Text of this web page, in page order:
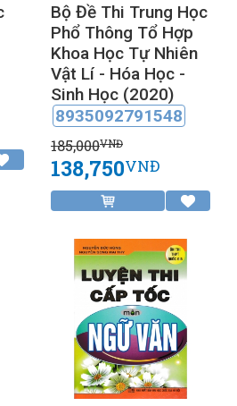
Bộ Đề Thi Trung Học
Phổ Thông Tổ Hợp
Khoa Học Tự Nhiên
Vật Lí - Hóa Học -
Sinh Học (2020)
8935092791548
185,000VNĐ
138,750VNĐ